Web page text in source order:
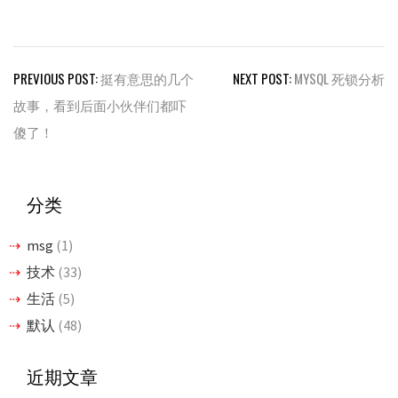
文
章
导
PREVIOUS POST:挺有意思的几个
故事，看到后面小伙伴们都吓
傻了！
NEXT POST:MYSQL 死锁分析
分类
msg (1)
技术 (33)
生活 (5)
默认 (48)
近期文章